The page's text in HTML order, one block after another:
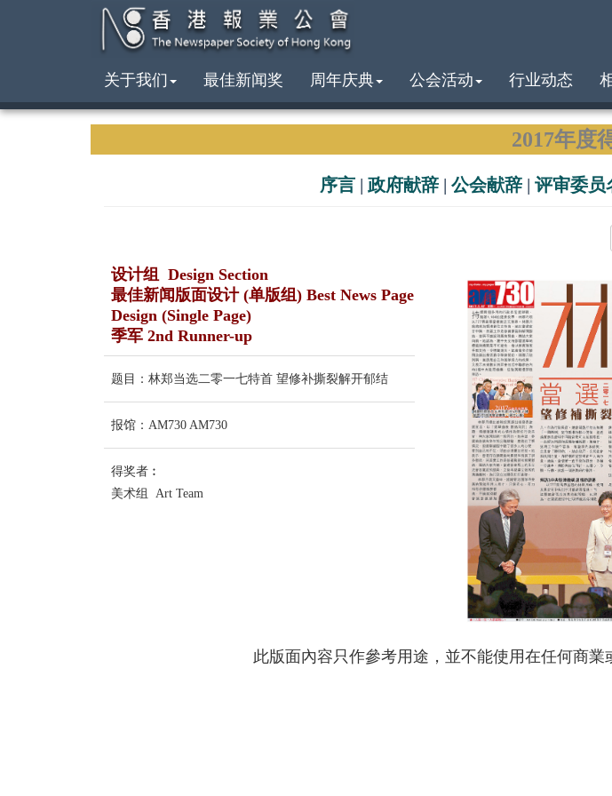
关于我们 最佳新闻奖 周年庆典 公会活动 行业动态
2017年度
序言 | 政府献辞 | 公会献辞 | 评审委员
设计组 Design Section
最佳新闻版面设计 (单版组) Best News Page
Design (Single Page)
季军 2nd Runner-up
题目：林郑当选二零一七特首 望修补撕裂解开郁结
报馆：AM730 AM730
得奖者︰
美术组 Art Team
此版面內容只作參考用途，並不能使用在任何商